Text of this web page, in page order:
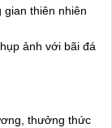
gian thiên nhiên
ảnh với bãi đá
thưởng thức